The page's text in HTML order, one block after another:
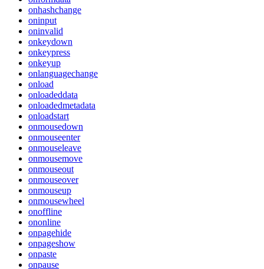
onhashchange
oninput
oninvalid
onkeydown
onkeypress
onkeyup
onlanguagechange
onload
onloadeddata
onloadedmetadata
onloadstart
onmousedown
onmouseenter
onmouseleave
onmousemove
onmouseout
onmouseover
onmouseup
onmousewheel
onoffline
ononline
onpagehide
onpageshow
onpaste
onpause